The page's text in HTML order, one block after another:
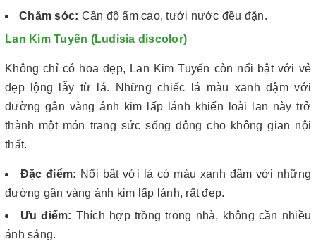
Chăm sóc: Cần độ ẩm cao, tưới nước đều đặn.
Lan Kim Tuyến (Ludisia discolor)
Không chỉ có hoa đẹp, Lan Kim Tuyến còn nổi bật với vẻ
đẹp lộng lẫy từ lá. Những chiếc lá màu xanh đậm với
đường gân vàng ánh kim lấp lánh khiến loài lan này trở
thành một món trang sức sống động cho không gian nội
thất.
Đặc điểm: Nổi bật với lá có màu xanh đậm với những
đường gân vàng ánh kim lấp lánh, rất đẹp.
Ưu điểm: Thích hợp trồng trong nhà, không cần nhiều
ánh sáng.